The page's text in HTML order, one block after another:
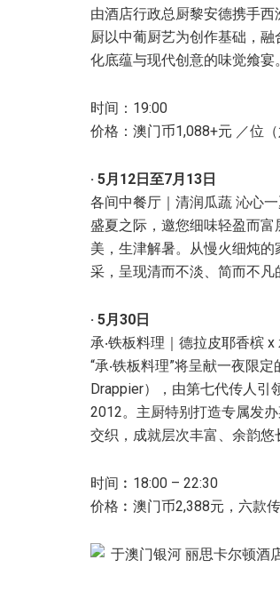
由酒店行政总厨黎安德携手
厨以中葡厨艺为创作基础，
化底蕴与现代创意的味觉飨宴。
时间：19:00
价格：澳门币1,088+元 ／位
· 5月 12日至7月 13日
各间中餐厅｜清润瓜蔬 沁心
盛夏之际，邀您细味轻盈而
美，生津解暑。从慢火细炖
采，呈现清而不淡、简而不凡
· 5月 30日
承‧铁板料理｜德拉皮耶香槟 x
“承‧铁板料理”将呈献一夜限
Drappier），由第七代传人引
2012。主厨特别打造专属发
交织，成就层次丰富、余韵悠
时间︰18:00 – 22:30
价格︰澳门币2,388元，六款